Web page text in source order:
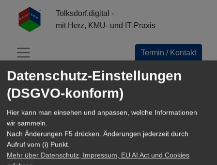
Tolksdorf.digital -
mit Herz, KMU- und IT-Praxis
Termin / Kontakt
INFO-CENTER:
Referenzen+Business Epics
Datenschutz-Einstellungen
(DSGVO-konform)
Hier kann man einsehen und anpassen, welche Informationen
wir sammeln.
Nach Änderungen F5 drücken. Änderungen jederzeit durch
Aufruf vom (i) Punkt.
Mehr über Datenschutz, Impressum, EU AI Act und Cookies